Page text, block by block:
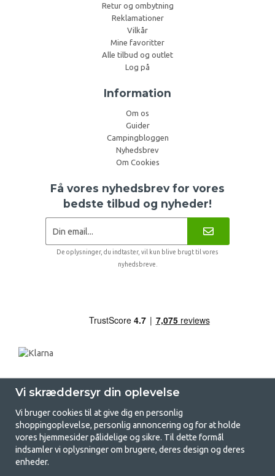
Retur og ombytning
Reklamationer
Vilkår
Mine favoritter
Alle tilbud og outlet
Log på
Information
Om os
Guider
Campingbloggen
Nyhedsbrev
Om Cookies
Få vores nyhedsbrev for vores
bedste tilbud og nyheder!
De oplysninger, du indtaster, vil kun blive brugt til vores
nyhedsbreve.
GetCamping.dk - Din butik for
Vi skræddersyr din oplevelse
Vi bruger cookies til at give dig en personlig
shoppingoplevelse, personlig annoncering og for at holde
vores hjemmesider pålidelige og sikre. Til dette formål
indsamler vi oplysninger om brugere, deres design og deres
enheder.